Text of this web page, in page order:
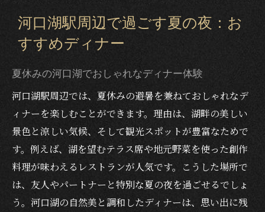
ディナースポットのランキング傾向と選び
方
個室利用や子連れにも優しいディナー事情
ト
ロマンチックな夏の夜にぴったりのディナ
ー
おしゃれで高級感あるディナースポットを
探す
記念日にも選ばれる人気のディナー体験
河口湖駅周辺で過ごす夏の夜：お
すすめディナー
夏休みの河口湖でおしゃれなディナー体験
河口湖駅周辺では、夏休みの避暑を兼ねておしゃれなデ
ィナーを楽しむことができます。理由は、湖畔の美しい
景色と涼しい気候、そして観光スポットが豊富なためで
す。例えば、湖を望むテラス席や地元野菜を使った創作
料理が味わえるレストランが人気です。こうした場所で
は、友人やパートナーと特別な夏の夜を過ごせるでしょ
う。河口湖の自然美と調和したディナーは、思い出に残